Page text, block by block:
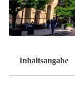
Inhaltsangabe